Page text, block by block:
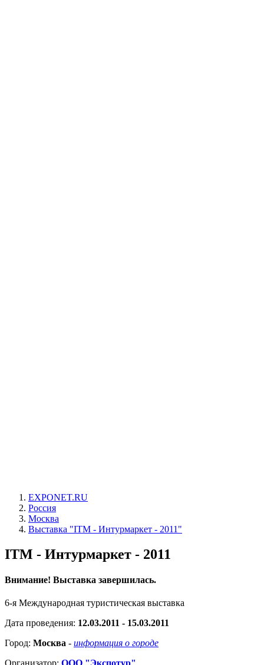
EXPONET.RU
Россия
Москва
Выставка "ITM - Интурмаркет - 2011"
ITM - Интурмаркет - 2011
Внимание! Выставка завершилась.
6-я Международная туристическая выставка
Дата проведения: 12.03.2011 - 15.03.2011
Город: Москва - информация о городе